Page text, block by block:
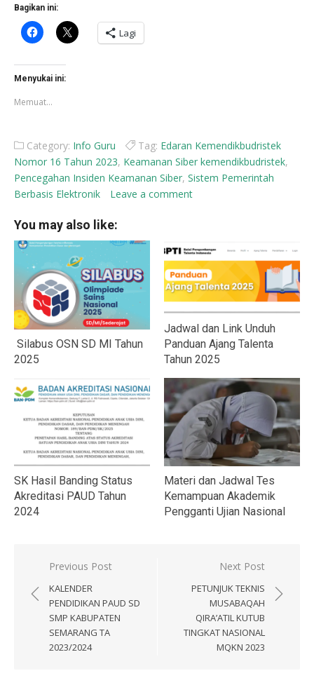
Bagikan ini:
Klik
untuk
Facebook(Membuka
di
jendela
baru)
Klik
untuk
berbagi
Lagi
Menyukai ini:
Memuat...
Category: Info Guru Tag: Edaran Kemendikbudristek
Nomor 16 Tahun 2023, Keamanan Siber kemendikbudristek,
Pencegahan Insiden Keamanan Siber, Sistem Pemerintah
Berbasis Elektronik
Leave a comment
You may also like:
Silabus OSN SD MI Tahun
2025
Jadwal dan Link Unduh
Panduan Ajang Talenta
Tahun 2025
SK Hasil Banding Status
Akreditasi PAUD Tahun
2024
Materi dan Jadwal Tes
Kemampuan Akademik
Pengganti Ujian Nasional
Navigasi
pos
Previous Post
KALENDER
PENDIDIKAN PAUD SD
SMP KABUPATEN
SEMARANG TA
2023/2024
Next Post
PETUNJUK TEKNIS
MUSABAQAH
QIRA’ATIL KUTUB
TINGKAT NASIONAL
MQKN 2023